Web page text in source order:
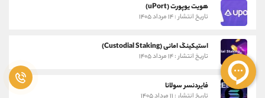
هویت یوپورت (uPort)
تاریخ انتشار : ۱۴ مرداد ۱۴۰۵
استیکینگ امانی (Custodial Staking)
تاریخ انتشار : ۱۴ مرداد ۱۴۰۵
فایردنسر سولانا